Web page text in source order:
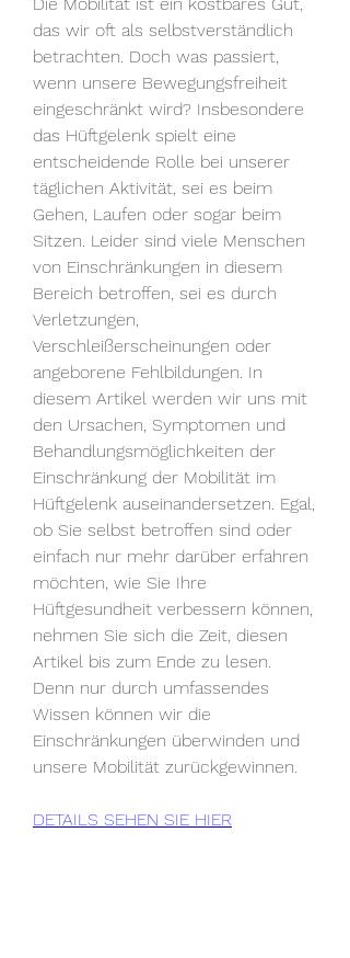
das wir oft als selbstverständlich
betrachten. Doch was passiert,
wenn unsere Bewegungsfreiheit
eingeschränkt wird? Insbesondere
das Hüftgelenk spielt eine
entscheidende Rolle bei unserer
täglichen Aktivität, sei es beim
Gehen, Laufen oder sogar beim
Sitzen. Leider sind viele Menschen
von Einschränkungen in diesem
Bereich betroffen, sei es durch
Verletzungen,
Verschleißerscheinungen oder
angeborene Fehlbildungen. In
diesem Artikel werden wir uns mit
den Ursachen, Symptomen und
Behandlungsmöglichkeiten der
Einschränkung der Mobilität im
Hüftgelenk auseinandersetzen. Egal,
ob Sie selbst betroffen sind oder
einfach nur mehr darüber erfahren
möchten, wie Sie Ihre
Hüftgesundheit verbessern können,
nehmen Sie sich die Zeit, diesen
Artikel bis zum Ende zu lesen.
Denn nur durch umfassendes
Wissen können wir die
Einschränkungen überwinden und
unsere Mobilität zurückgewinnen.
DETAILS SEHEN SIE HIER